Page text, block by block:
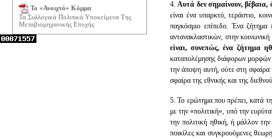
Το «Ανοιχτό» Κόμμα
Τα Συλλογικά Πολιτικά Υποκείμενα Της
Μεταβιομηχανικής Εποχής
4.Αυτά δεν σημαίνουν, βέβαια,
είναι ένα υπαρκτό, τεράστιο,
παγκόσμιο επίπεδο. Ένα
αντανακλαστικών, στην
είναι, συνεπώς, ένα ζήτημα
καταπολέμησης διάφορων μορφών
την άποψη αυτή, ούτε στη σφαίρα
σφαίρα της εθνικής και της
5. Το ερώτημα που πρέπει, κατά τη
με την «πολιτική», υπό την
την πολιτική ηθική, ή μάλλον την
ποικίλες και συγκρουόμενες